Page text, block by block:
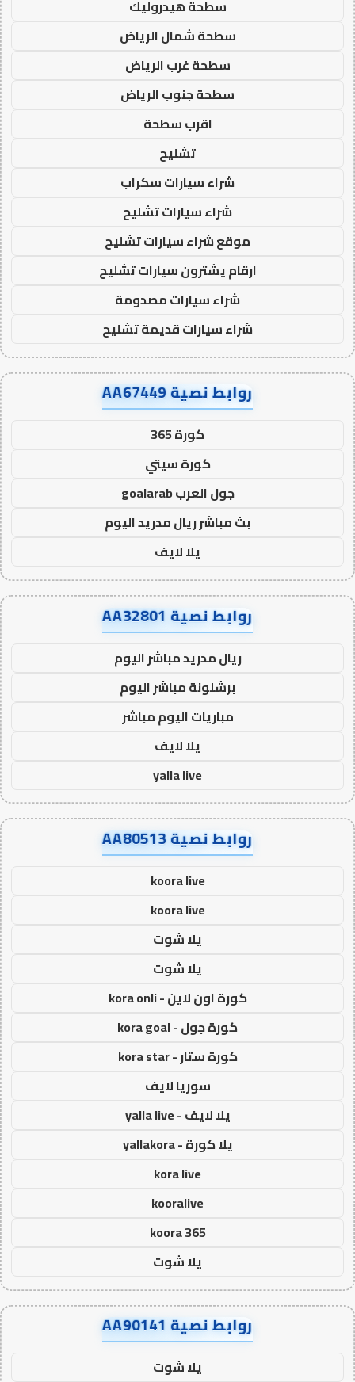
سطحة هيدروليك
سطحة شمال الرياض
سطحة غرب الرياض
سطحة جنوب الرياض
اقرب سطحة
تشليح
شراء سيارات سكراب
شراء سيارات تشليح
موقع شراء سيارات تشليح
ارقام يشترون سيارات تشليح
شراء سيارات مصدومة
شراء سيارات قديمة تشليح
روابط نصية AA67449
كورة 365
كورة سيتي
جول العرب goalarab
بث مباشر ريال مدريد اليوم
يلا لايف
روابط نصية AA32801
ريال مدريد مباشر اليوم
برشلونة مباشر اليوم
مباريات اليوم مباشر
يلا لايف
yalla live
روابط نصية AA80513
koora live
koora live
يلا شوت
يلا شوت
كورة اون لاين - kora onli
كورة جول - kora goal
كورة ستار - kora star
سوريا لايف
يلا لايف - yalla live
يلا كورة - yallakora
kora live
kooralive
koora 365
يلا شوت
روابط نصية AA90141
يلا شوت